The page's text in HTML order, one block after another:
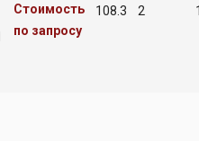
Стоимость
по запросу
108.3 2